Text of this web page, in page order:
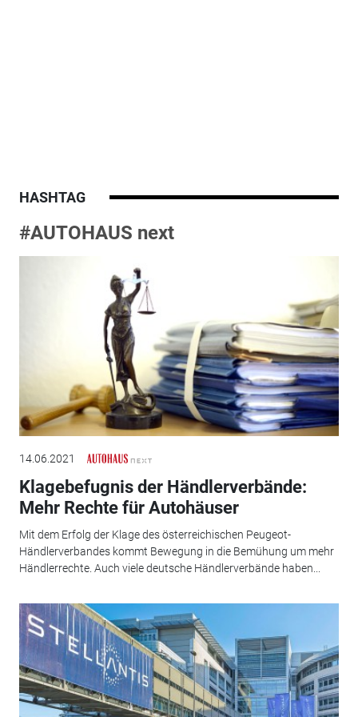
HASHTAG
#AUTOHAUS next
14.06.2021
Klagebefugnis der Händlerverbände:
Mehr Rechte für Autohäuser
Mit dem Erfolg der Klage des österreichischen Peugeot-
Händlerverbandes kommt Bewegung in die Bemühung um mehr
Händlerrechte. Auch viele deutsche Händlerverbände haben...